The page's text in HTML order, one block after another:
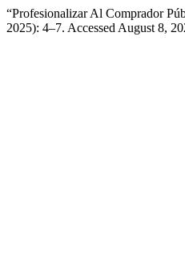
“Profesionalizar Al Comprador
2025): 4–7. Accessed August 8,